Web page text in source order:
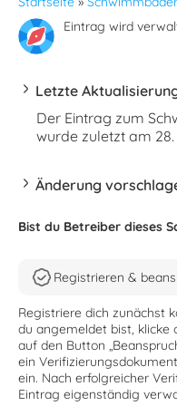
Eintrag wird
Letzte
Der Eintrag zum
wurde zuletzt am
Änderung
Bist du Betreiber dieses
Registrieren &
Registriere dich zunächst
du angemeldet bist, klicke
auf den Button
ein
ein. Nach erfolgreicher
Eintrag eigenständig